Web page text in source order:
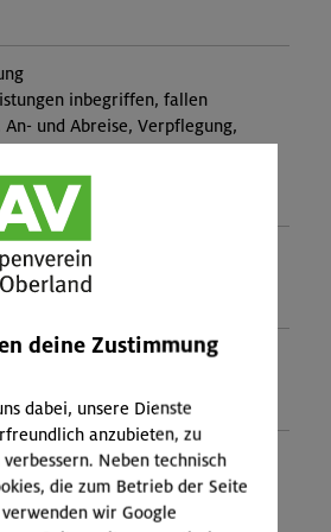
inbegriffen, fallen
und Abreise, Verpflegung,
an.)
12,00 €
22,00 €
26,00 €
deine Zustimmung
dabei, unsere Dienste
anzubieten, zu
Neben technisch
die zum Betrieb der Seite
wir Google